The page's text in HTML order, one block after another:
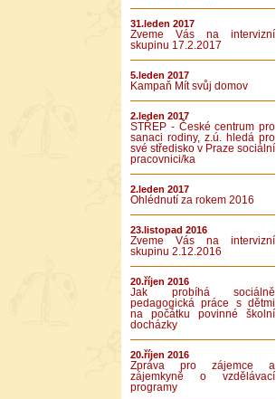
31.leden 2017
Zveme Vás na intervizní
skupinu 17.2.2017
5.leden 2017
Kampaň Mít svůj domov
2.leden 2017
STŘEP - České centrum pro
sanaci rodiny, z.ú. hledá pro
své středisko v Praze sociální
pracovnici/ka
2.leden 2017
Ohlédnutí za rokem 2016
23.listopad 2016
Zveme Vás na intervizní
skupinu 2.12.2016
20.říjen 2016
Jak probíhá sociálně
pedagogická práce s dětmi
na počátku povinné školní
docházky
20.říjen 2016
Zpráva pro zájemce a
zájemkyně o vzdělávací
programy